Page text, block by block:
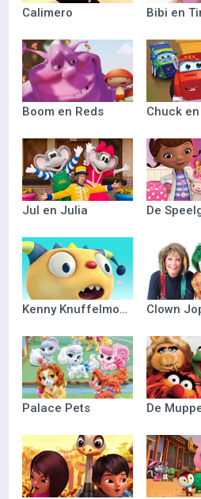
Calimero Bibi en
Boom en Reds Chuck
Jul en Julia
Kenny Knuffelmonster Clown
Palace Pets De